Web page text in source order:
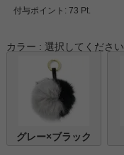
付与ポイント: 73 Pt.
カラー 選択してください
グレー×ブラック